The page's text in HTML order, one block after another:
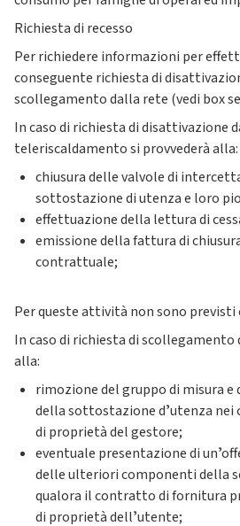
Richiesta di recesso
Per richiedere informazioni per
conseguente richiesta di
scollegamento dalla rete (vedi box
In caso di richiesta di disattivazione
teleriscaldamento si provvederà alla:
chiusura delle valvole di
sottostazione di utenza e loro
effettuazione della lettura di
emissione della fattura di
contrattuale;
Per queste attività non sono
In caso di richiesta di scollegamento
alla:
rimozione del gruppo di misura
della sottostazione dʼutenza nei
di proprietà del gestore;
eventuale presentazione di
delle ulteriori componenti della
qualora il contratto di fornitura
di proprietà dellʼutente;